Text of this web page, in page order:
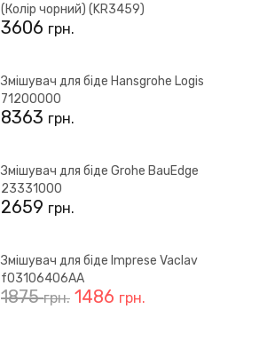
(Колір чорний) (KR3459)
3606 грн.
Змішувач для біде Hansgrohe Logis
71200000
8363 грн.
Змішувач для біде Grohe BauEdge
23331000
2659 грн.
Змішувач для біде Imprese Vaclav
f03106406AA
1875грн. 1486 грн.